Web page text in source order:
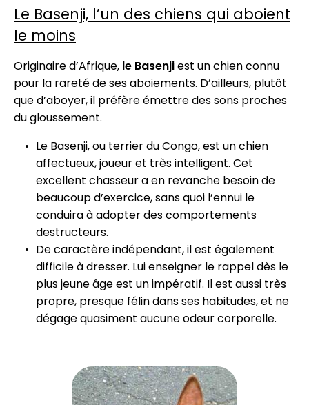
Le Basenji, l’un des chiens qui aboient
le moins
Originaire d’Afrique, le Basenjiest un chien connu
pour la rareté de ses aboiements. D’ailleurs, plutôt
que d’aboyer, il préfère émettre des sons proches
du gloussement.
Le Basenji, ou terrier du Congo, est un chien
affectueux, joueur et très intelligent. Cet
excellent chasseur a en revanche besoin de
beaucoup d’exercice, sans quoi l’ennui le
conduira à adopter des comportements
destructeurs.
De caractère indépendant, il est également
difficile à dresser. Lui enseigner le rappel dès le
plus jeune âge est un impératif. Il est aussi très
propre, presque félin dans ses habitudes, et ne
dégage quasiment aucune odeur corporelle.